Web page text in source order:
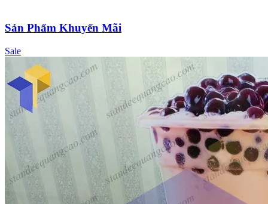
Sản Phẩm Khuyến Mãi
Sale